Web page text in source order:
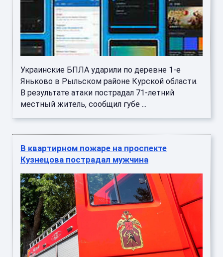
Украинские БПЛА ударили по деревне 1-е
Яньково в Рыльском районе Курской области.
В результате атаки пострадал 71-летний
местный житель, сообщил губе ...
В квартирном пожаре на проспекте
Кузнецова пострадал мужчина